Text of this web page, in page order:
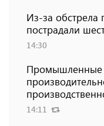
Из-за обстрела
пострадали
14:30
Промышленные
14:11